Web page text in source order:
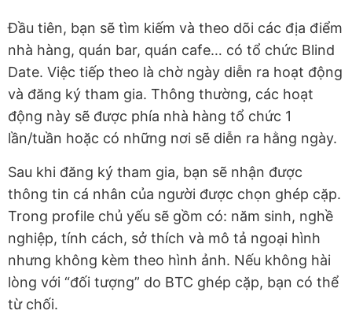
Đầu tiên, bạn sẽ tìm kiếm và theo dõi các địa điểm
nhà hàng, quán bar, quán cafe… có tổ chức Blind
Date. Việc tiếp theo là chờ ngày diễn ra hoạt động
và đăng ký tham gia. Thông thường, các hoạt
động này sẽ được phía nhà hàng tổ chức 1
lần/tuần hoặc có những nơi sẽ diễn ra hằng ngày.
Sau khi đăng ký tham gia, bạn sẽ nhận được
thông tin cá nhân của người được chọn ghép cặp.
Trong profile chủ yếu sẽ gồm có: năm sinh, nghề
nghiệp, tính cách, sở thích và mô tả ngoại hình
nhưng không kèm theo hình ảnh. Nếu không hài
lòng với “đối tượng” do BTC ghép cặp, bạn có thể
từ chối.